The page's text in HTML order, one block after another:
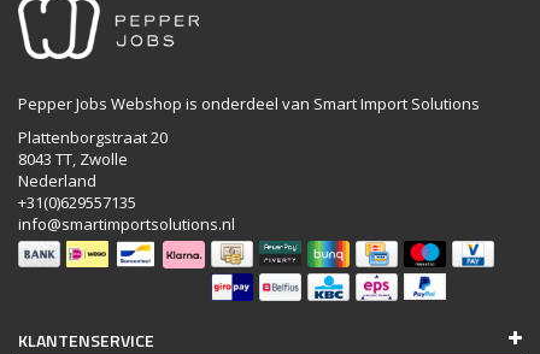
Pepper Jobs Webshop is onderdeel van Smart Import Solutions
Plattenborgstraat 20
8043 TT, Zwolle
Nederland
+31(0)629557135
info@smartimportsolutions.nl
KLANTENSERVICE